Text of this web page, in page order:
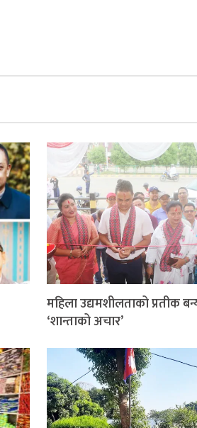
महिला उद्यमशीलताको प्रतीक
‘शान्ताको अचार’